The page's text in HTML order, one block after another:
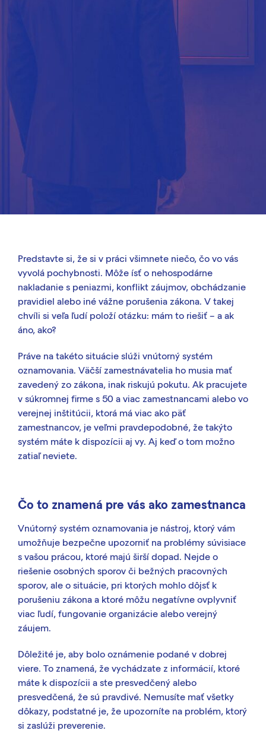
Predstavte si, že si v práci všimnete niečo, čo vo vás
vyvolá pochybnosti. Môže ísť o nehospodárne
nakladanie s peniazmi, konflikt záujmov, obchádzanie
pravidiel alebo iné vážne porušenia zákona. V takej
chvíli si veľa ľudí položí otázku: mám to riešiť – a ak
áno, ako?
Práve na takéto situácie slúži vnútorný systém
oznamovania. Väčší zamestnávatelia ho musia mať
zavedený zo zákona, inak riskujú pokutu. Ak pracujete
v súkromnej firme s 50 a viac zamestnancami alebo vo
verejnej inštitúcii, ktorá má viac ako päť
zamestnancov, je veľmi pravdepodobné, že takýto
systém máte k dispozícii aj vy. Aj keď o tom možno
zatiaľ neviete.
Čo to znamená pre vás ako zamestnanca
Vnútorný systém oznamovania je nástroj, ktorý vám
umožňuje bezpečne upozorniť na problémy súvisiace
s vašou prácou, ktoré majú širší dopad. Nejde o
riešenie osobných sporov či bežných pracovných
sporov, ale o situácie, pri ktorých mohlo dôjsť k
porušeniu zákona a ktoré môžu negatívne ovplyvniť
viac ľudí, fungovanie organizácie alebo verejný
záujem.
Dôležité je, aby bolo oznámenie podané v dobrej
viere. To znamená, že vychádzate z informácií, ktoré
máte k dispozícii a ste presvedčený alebo
presvedčená, že sú pravdivé. Nemusíte mať všetky
dôkazy, podstatné je, že upozorníte na problém, ktorý
si zaslúži preverenie.